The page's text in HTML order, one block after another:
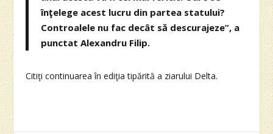
înţelege acest lucru din partea statului?
Controalele nu fac decât să descurajeze”, a
punctat Alexandru Filip.
Citiţi continuarea în ediţia tipărită a ziarului Delta.